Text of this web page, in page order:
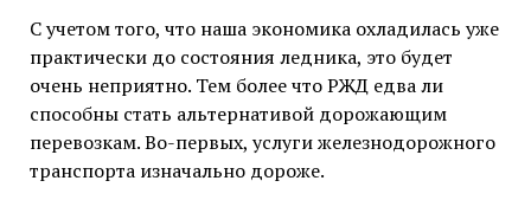
С учетом того, что наша экономика охладилась уже
практически до состояния ледника, это будет
очень неприятно. Тем более что РЖД едва ли
способны стать альтернативой дорожающим
перевозкам. Во-первых, услуги железнодорожного
транспорта изначально дороже.